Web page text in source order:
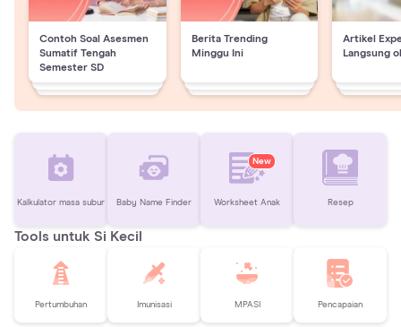
Contoh Soal Asesmen
Sumatif Tengah
Semester SD
Berita Trending
Minggu Ini
Artikel
Langsung
Kalkulator masa subur Baby Name Finder
New
Worksheet Anak Resep
Tools untuk Si Kecil
Pertumbuhan Imunisasi MPASI Pencapaian